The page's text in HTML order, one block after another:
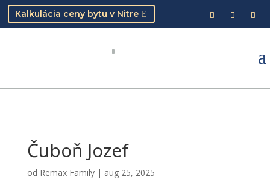
Kalkulácia ceny bytu v Nitre
Čuboň Jozef
od Remax Family| aug 25, 2025